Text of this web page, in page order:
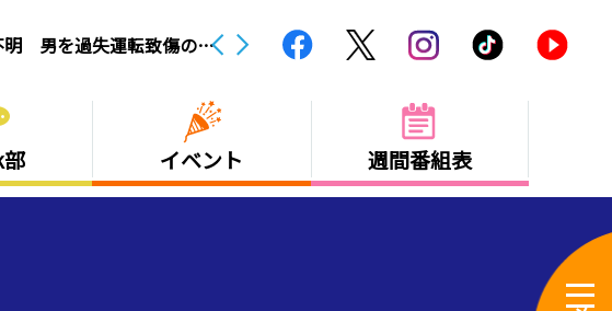
明 男を過失運転致傷の疑 NEWS 記録的な猛暑と少雨 石手川ダムの貯
イベント 週間番組表